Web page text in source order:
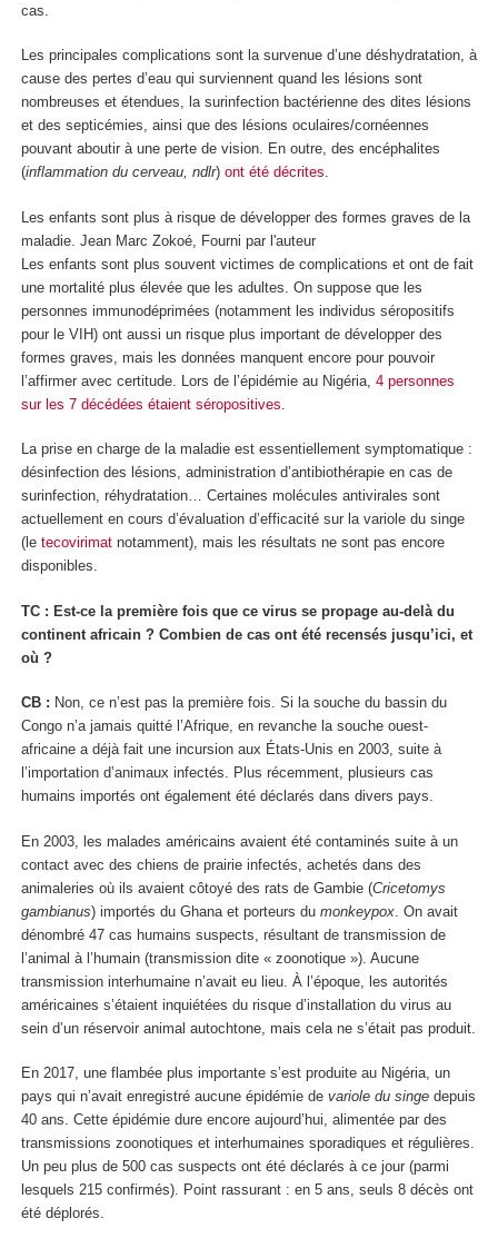
cas.
Les principales complications sont la survenue d’une déshydratation, à
cause des pertes d’eau qui surviennent quand les lésions sont
nombreuses et étendues, la surinfection bactérienne des dites lésions
et des septicémies, ainsi que des lésions oculaires/cornéennes
pouvant aboutir à une perte de vision. En outre, des encéphalites
(inflammation du cerveau, ndlr) ont été décrites.
Les enfants sont plus à risque de développer des formes graves de la
maladie. Jean Marc Zokoé Fourni par l'auteur
Les enfants sont plus souvent victimes de complications et ont de fait
une mortalité plus élevée que les adultes. On suppose que les
personnes immunodéprimées (notamment les individus séropositifs
pour le VIH) ont aussi un risque plus important de développer des
formes graves, mais les données manquent encore pour pouvoir
l’affirmer avec certitude. Lors de l’épidémie au Nigéria, 4 personnes
sur les 7 décédées étaient séropositives
La prise en charge de la maladie est essentiellement symptomatique :
désinfection des lésions, administration d’antibiothérapie en cas de
surinfection, réhydratation… Certaines molécules antivirales sont
actuellement en cours d’évaluation d’efficacité sur la variole du singe
(le tecovirimat notamment), mais les résultats ne sont pas encore
disponibles.
TC : Est-ce la première fois que ce virus se propage au-delà du
continent africain ? Combien de cas ont été recensés jusqu’ici, et
où ?
CB : Non, ce n’est pas la première fois. Si la souche du bassin du
Congo n’a jamais quitté l’Afrique, en revanche la souche ouest-
africaine a déjà fait une incursion aux États-Unis en 2003, suite à
l’importation d’animaux infectés. Plus récemment, plusieurs cas
humains importés ont également été déclarés dans divers pays.
En 2003, les malades américains avaient été contaminés suite à un
contact avec des chiens de prairie infectés, achetés dans des
animaleries où ils avaient côtoyé des rats de Gambie (Cricetomys
gambianus) importés du Ghana et porteurs du monkeypox . On avait
dénombré 47 cas humains suspects, résultant de transmission de
l’animal à l’humain (transmission dite « zoonotique »). Aucune
transmission interhumaine n’avait eu lieu. À l’époque, les autorités
américaines s’étaient inquiétées du risque d’installation du virus au
sein d’un réservoir animal autochtone, mais cela ne s’était pas produit.
En 2017, une flambée plus importante s’est produite au Nigéria, un
pays qui n’avait enregistré aucune épidémie de variole du singe depuis
40 ans. Cette épidémie dure encore aujourd’hui, alimentée par des
transmissions zoonotiques et interhumaines sporadiques et régulières.
Un peu plus de 500 cas suspects ont été déclarés à ce jour (parmi
lesquels 215 confirmés). Point rassurant : en 5 ans, seuls 8 décès ont
été déplorés.